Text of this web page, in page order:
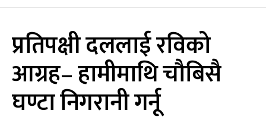
प्रतिपक्षी दललाई रविको
आग्रह– हामीमाथि चौबिसै
घण्टा निगरानी गर्नू